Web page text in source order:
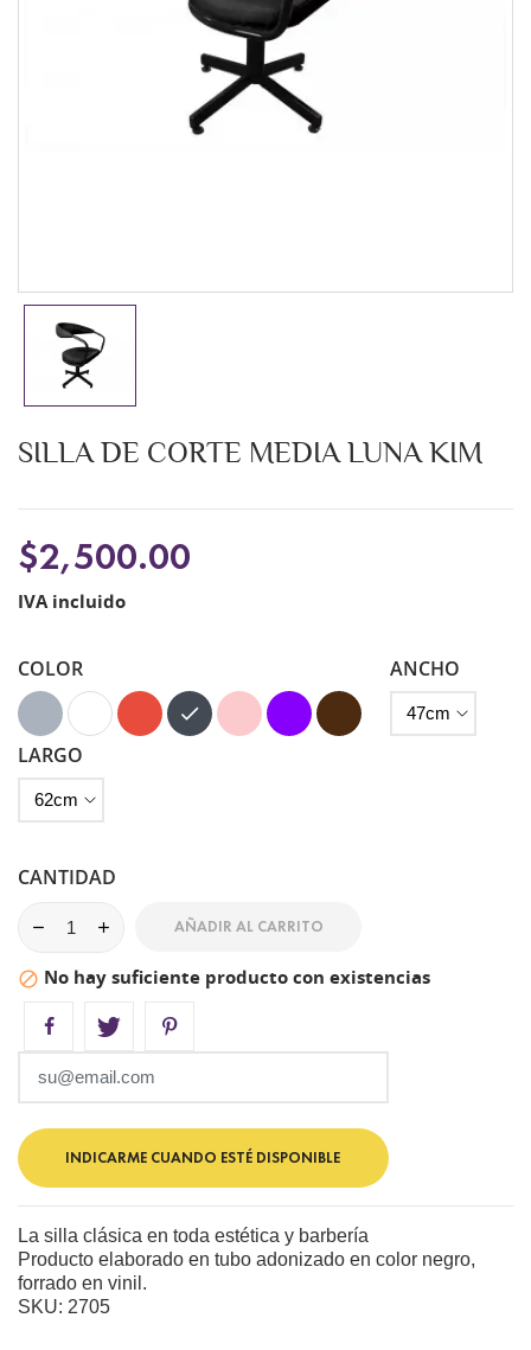
SILLA DE CORTE MEDIA LUNA KIM
$2,500.00
IVA incluido
COLOR
Gris BlancoRojo Negro Rosa MoradoChocolate
ANCHO
LARGO
CANTIDAD
AÑADIR AL CARRITO
 No hay suficiente producto con existencias
INDICARME CUANDO ESTÉ DISPONIBLE
La silla clásica en toda estética y barbería
Producto elaborado en tubo adonizado en color negro,
forrado en vinil.
SKU: 2705